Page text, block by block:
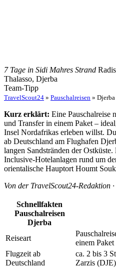
7 Tage in Sidi Mahres Strand
Thalasso, Djerba
Team-Tipp
TravelScout24 » Pauschalreisen » Djerba
Kurz erklärt: Eine Pauschalreise
und Transfer in einem Paket –
Insel Nordafrikas erleben willst.
ab Deutschland am Flughafen
langen Sandstränden der
Inclusive-Hotelanlagen rund um
orientalische Hauptort Houmt
Von der TravelScout24-Redaktion
Schnellfakten
Pauschalreisen
Djerba
Reiseart
einem Paket
Flugzeit ab
Deutschland
ca. 2 bis 3
Zarzis (DJE)